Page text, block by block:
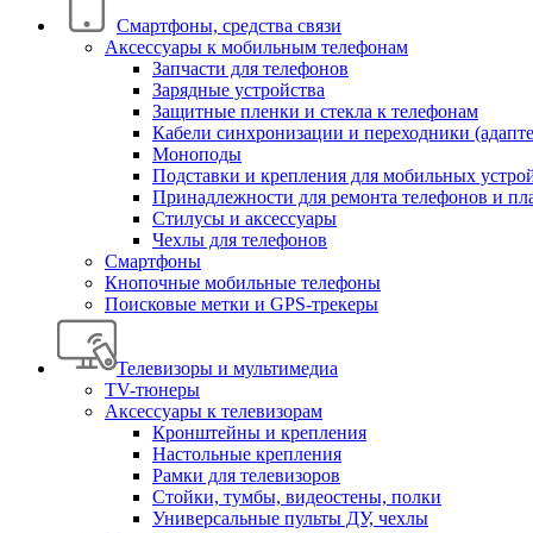
Смартфоны, средства связи
Аксессуары к мобильным телефонам
Запчасти для телефонов
Зарядные устройства
Защитные пленки и стекла к телефонам
Кабели синхронизации и переходники
Моноподы
Подставки и крепления для мобильных
Принадлежности для ремонта телефонов и
Стилусы и аксессуары
Чехлы для телефонов
Смартфоны
Кнопочные мобильные телефоны
Поисковые метки и GPS-трекеры
Телевизоры и мультимедиа
TV-тюнеры
Аксессуары к телевизорам
Кронштейны и крепления
Настольные крепления
Рамки для телевизоров
Стойки, тумбы, видеостены, полки
Универсальные пульты ДУ, чехлы